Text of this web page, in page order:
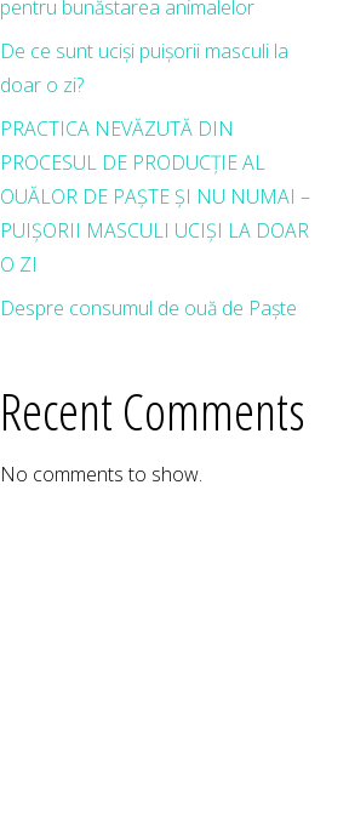
pentru bunăstarea animalelor
De ce sunt uciși puișorii masculi la
doar o zi?
PRACTICA NEVĂZUTĂ DIN
PROCESUL DE PRODUCȚIE AL
OUĂLOR DE PAȘTE ȘI NU NUMAI –
PUIȘORII MASCULI UCIȘI LA DOAR
O ZI
Despre consumul de ouă de Paște
Recent Comments
No comments to show.